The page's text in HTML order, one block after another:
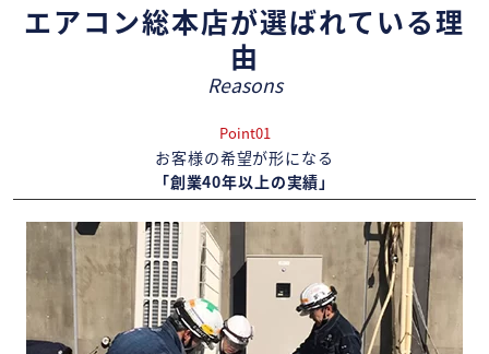
エアコン総本店が選ばれている理
由
Reasons
Point01
お客様の希望が形になる
「創業40年以上の実績」